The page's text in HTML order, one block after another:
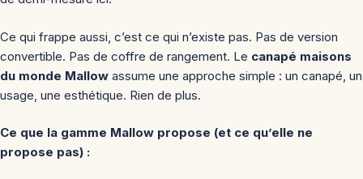
Ce qui frappe aussi, c’est ce qui n’existe pas. Pas de version
convertible. Pas de coffre de rangement. Le canapé maisons
du monde Mallow assume une approche simple : un canapé, un
usage, une esthétique. Rien de plus.
Ce que la gamme Mallow propose (et ce qu’elle ne
propose pas) :